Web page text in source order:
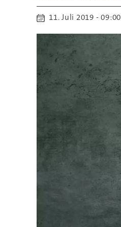
11. Juli 2019 - 09:00